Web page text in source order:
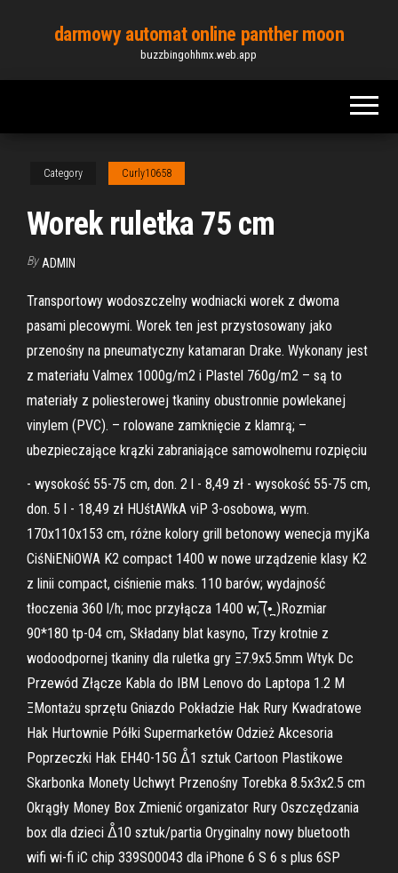
content
darmowy automat online panther moon
buzzbingohhmx.web.app
Category Curly10658
Worek ruletka 75 cm
By ADMIN
Transportowy wodoszczelny wodniacki worek z dwoma
pasami plecowymi. Worek ten jest przystosowany jako
przenośny na pneumatyczny katamaran Drake. Wykonany jest
z materiału Valmex 1000g/m2 i Plastel 760g/m2 – są to
materiały z poliesterowej tkaniny obustronnie powlekanej
vinylem (PVC). – rolowane zamknięcie z klamrą; –
ubezpieczające krązki zabraniające samowolnemu rozpięciu
- wysokość 55-75 cm, don. 2 l - 8,49 zł - wysokość 55-75 cm,
don. 5 l - 18,49 zł HUśtAWkA viP 3-osobowa, wym.
170x110x153 cm, różne kolory grill betonowy wenecja myjKa
CiśNiENiOWA K2 compact 1400 w nowe urządzenie klasy K2
z linii compact, ciśnienie maks. 110 barów; wydajność
tłoczenia 360 l/h; moc przyłącza 1400 w; ̿̿̿(•̪ )Rozmiar
90*180 tp-04 cm, Składany blat kasyno, Trzy krotnie z
wodoodpornej tkaniny dla ruletka gry Ξ7.9x5.5mm Wtyk Dc
Przewód Złącze Kabla do IBM Lenovo do Laptopa 1.2 M
ΞMontażu sprzętu Gniazdo Pokładzie Hak Rury Kwadratowe
Hak Hurtownie Półki Supermarketów Odzież Akcesoria
Poprzeczki Hak EH40-15G ᐂ1 sztuk Cartoon Plastikowe
Skarbonka Monety Uchwyt Przenośny Torebka 8.5x3x2.5 cm
Okrągły Money Box Zmienić organizator Rury Oszczędzania
box dla dzieci ᐂ10 sztuk/partia Oryginalny nowy bluetooth
wifi wi-fi iC chip 339S00043 dla iPhone 6 S 6 s plus 6SP